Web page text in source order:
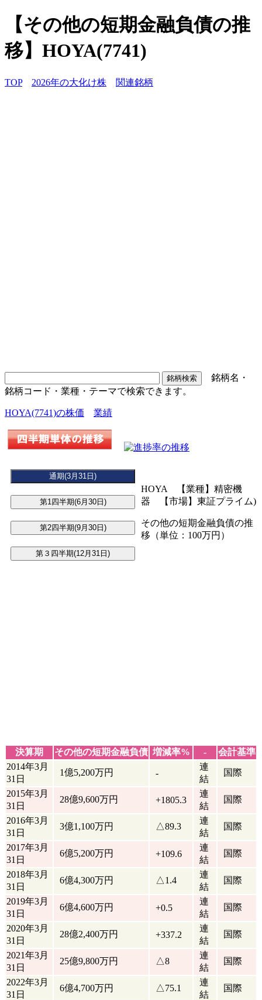
【その他の短期金融負債の推
移】HOYA(7741)
TOP 2026年の大化け株 関連銘柄
銘柄名・
銘柄コード・業種・テーマで検索できます。
HOYA(7741)の株価 業績
HOYA 【業種】精密機
器 【市場】東証プライム)
その他の短期金融負債の推
移（単位：100万円）
決算期 その他の短期金融負債 増減率% -
会計基準
2014年3月
31日
1億5,200万円 -
連
結
国際
2015年3月
31日
28億9,600万円 +1805.3
連
結
国際
2016年3月
31日
3億1,100万円 △89.3
連
結
国際
2017年3月
31日
6億5,200万円 +109.6
連
結
国際
2018年3月
31日
6億4,300万円 △1.4
連
結
国際
2019年3月
31日
6億4,600万円 +0.5
連
結
国際
2020年3月
31日
28億2,400万円 +337.2
連
結
国際
2021年3月
31日
25億9,800万円 △8
連
結
国際
2022年3月
31日
6億4,700万円 △75.1
連
結
国際